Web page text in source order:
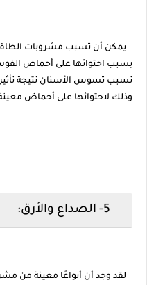
يمكن أن تسبب مشروبات
بسبب احتوائها على أحماض
تسبب تسوس الأسنان نتيجة تأثير
وذلك لاحتوائها على أحماض
لقد وجد أن أنواعًا معينة من